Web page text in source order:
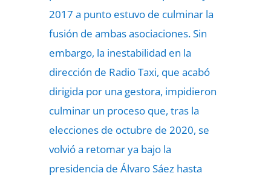
2017 a punto estuvo de culminar la
fusión de ambas asociaciones. Sin
embargo, la inestabilidad en la
dirección de Radio Taxi, que acabó
dirigida por una gestora, impidieron
culminar un proceso que, tras la
elecciones de octubre de 2020, se
volvió a retomar ya bajo la
presidencia de Álvaro Sáez hasta